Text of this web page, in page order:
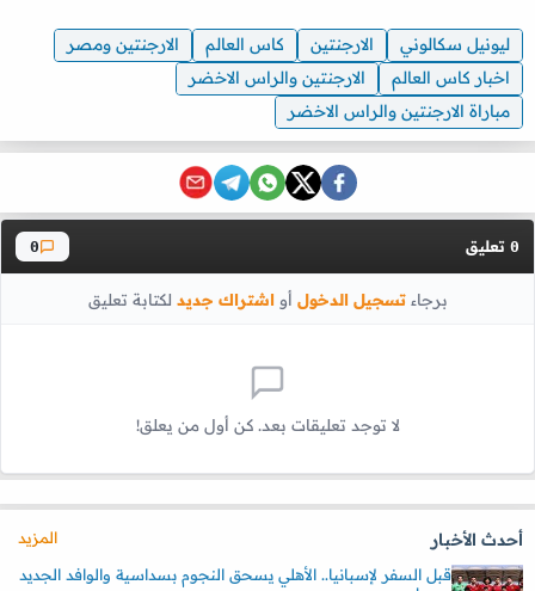
ليونيل سكالوني الارجنتين كاس العالم
الارجنتين ومصر
اخبار كاس العالم
الارجنتين والراس الاخضر
مباراة الارجنتين والراس الاخضر
0 تعليق 0
برجاءتسجيل الدخول أواشتراك جديد لكتابة تعليق
لا توجد تعليقات بعد. كن أول من يعلق!
أحدث الأخبار
المزيد
قبل السفر لإسبانيا.. الأهلي يسحق النجوم بسداسية والوافد الجديد